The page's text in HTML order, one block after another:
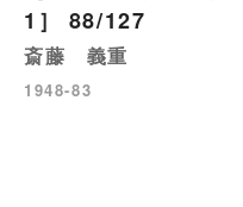
1］ 88/127
斎藤 義重
1948-83